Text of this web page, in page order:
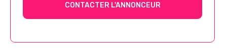
CONTACTER L'ANNONCEUR